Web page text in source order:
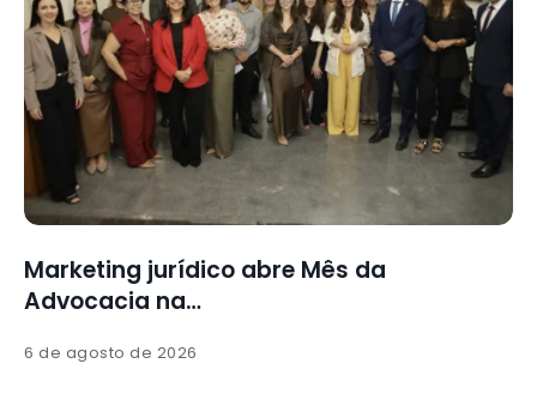
Culto de gratidão integra Mês da
Advocacia
5 de agosto de 2026